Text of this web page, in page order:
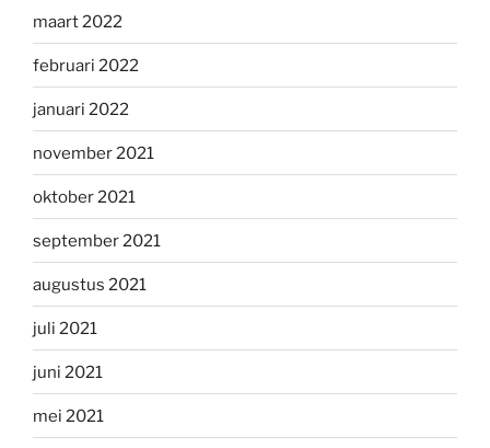
maart 2022
februari 2022
januari 2022
november 2021
oktober 2021
september 2021
augustus 2021
juli 2021
juni 2021
mei 2021